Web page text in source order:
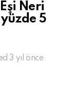
Neri
5
3 yıl önce